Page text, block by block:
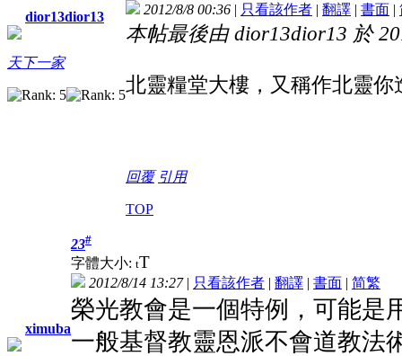
dior13dior13
天下一家
2012/8/8 00:36 | 只看該作者 | 翻譯 | 書面 |
本帖最後由 dior13dior13 於
北靈糧堂大樓，又稱作北靈你
回覆 引用
TOP
ximuba
23#
字體大小: tT
2012/8/14 13:27| 只看該作者 | 翻譯 | 書面 | 简繁
榮光教會是一個特例，可能是
一般基督教靈恩派不會道教法